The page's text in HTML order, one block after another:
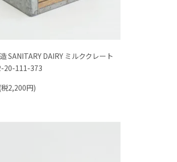
SANITARY DAIRY ミルククレート
20-111-373
2,200円)